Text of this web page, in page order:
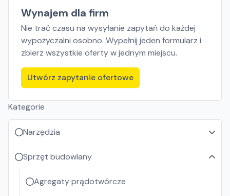
Wynajem dla firm
Nie trać czasu na wysyłanie zapytań do każdej
wypożyczalni osobno. Wypełnij jeden formularz i
zbierz wszystkie oferty w jednym miejscu.
Utwórz zapytanie ofertowe
Kategorie
Narzędzia
Sprzęt budowlany
Agregaty prądotwórcze